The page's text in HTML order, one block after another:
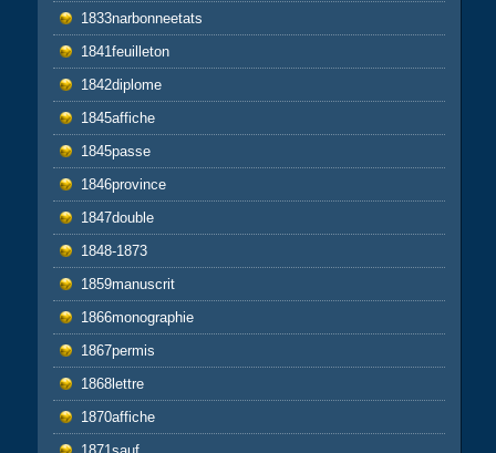
1833narbonneetats
1841feuilleton
1842diplome
1845affiche
1845passe
1846province
1847double
1848-1873
1859manuscrit
1866monographie
1867permis
1868lettre
1870affiche
1871sauf